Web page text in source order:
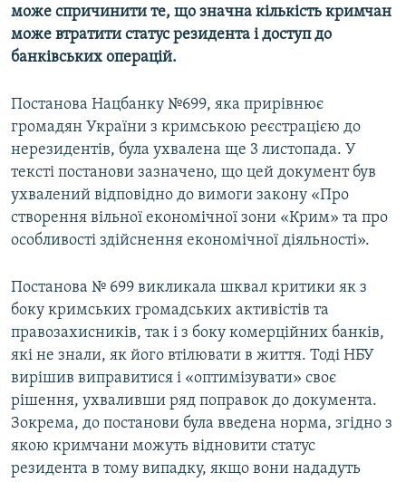
може спричинити те, що значна кількість кримчан
може втратити статус резидента і доступ до
банківських операцій.
Постанова Нацбанку №699, яка прирівнює
громадян України з кримською реєстрацією до
нерезидентів, була ухвалена ще 3 листопада. У
тексті постанови зазначено, що цей документ був
ухвалений відповідно до вимоги закону «Про
створення вільної економічної зони «Крим» та про
особливості здійснення економічної діяльності».
Постанова № 699 викликала шквал критики як з
боку кримських громадських активістів та
правозахисників, так і з боку комерційних банків,
які не знали, як його втілювати в життя. Тоді НБУ
вирішив виправитися і «оптимізувати» своє
рішення, ухваливши ряд поправок до документа.
Зокрема, до постанови була введена норма, згідно з
якою кримчани можуть відновити статус
резидента в тому випадку, якщо вони нададуть